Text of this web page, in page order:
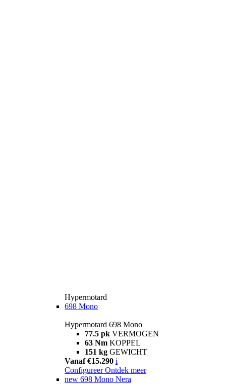
Hypermotard
698 Mono
Hypermotard 698 Mono
77.5 pk VERMOGEN
63 Nm KOPPEL
151 kg GEWICHT
Vanaf €15.290 i
Configureer Ontdek meer
new 698 Mono Nera